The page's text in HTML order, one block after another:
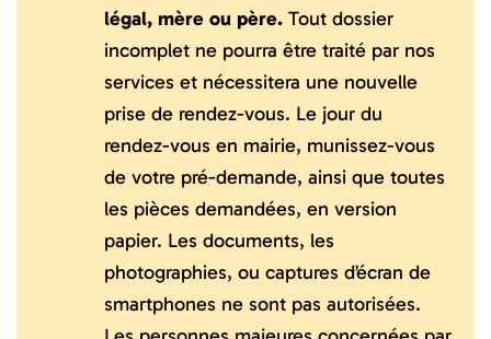
légal, mère ou père. Tout dossier
incomplet ne pourra être traité par nos
services et nécessitera une nouvelle
prise de rendez-vous. Le jour du
rendez-vous en mairie, munissez-vous
de votre pré-demande, ainsi que toutes
les pièces demandées, en version
papier. Les documents, les
photographies, ou captures d’écran de
smartphones ne sont pas autorisées.